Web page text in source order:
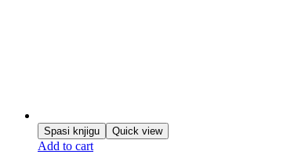
Spasi knjigu Quick view
Add to cart